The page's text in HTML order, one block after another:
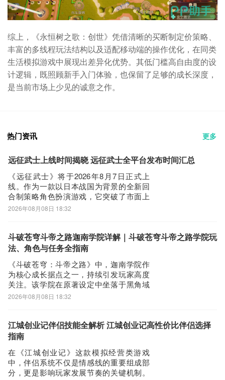
综上，《永恒树之歌：创世》凭借清晰的买断制定价策略、
丰富的多线程玩法结构以及适配移动端的操作优化，在同类
生活模拟游戏中展现出差异化优势。其低门槛高自由度的设
计逻辑，既照顾新手入门体验，也保留了足够的成长深度，
是当前市场上少见的诚意之作。
热门资讯 更多
远征武士上线时间揭晓 远征武士全平台发布时间汇总
《远征武士》将于2026年8月7日正式上
线。作为一款以日本战国为背景的全新回
合制策略角色扮演游戏，它突破了市面上
同类题材普遍采用的动作砍杀玩法，转向
作由知名发行商操刀，品质保障值得期
待。《biubiu加速器》最新下载地
2026年08月08日 18:32
斗破苍穹斗帝之路迦南学院详解｜斗破苍穹斗帝之路学院玩
法、角色与任务全指南
《斗破苍穹：斗帝之路》中，迦南学院作
为核心成长据点之一，持续引发玩家高度
关注。该学院在原著设定中坐落于黑角域
腹地，由远古八族之一雷族的大长老邙天
而建。这一背景设定，也为游戏内该区域
的功能设计奠定了深厚叙事基础。在游戏
2026年08月08日 18:32
江城创业记伴侣技能全解析 江城创业记高性价比伴侣选择
指南
在《江城创业记》这款模拟经营类游戏
中，伴侣系统不仅是情感线的重要组成部
分，更是影响玩家发展节奏的关键机制。